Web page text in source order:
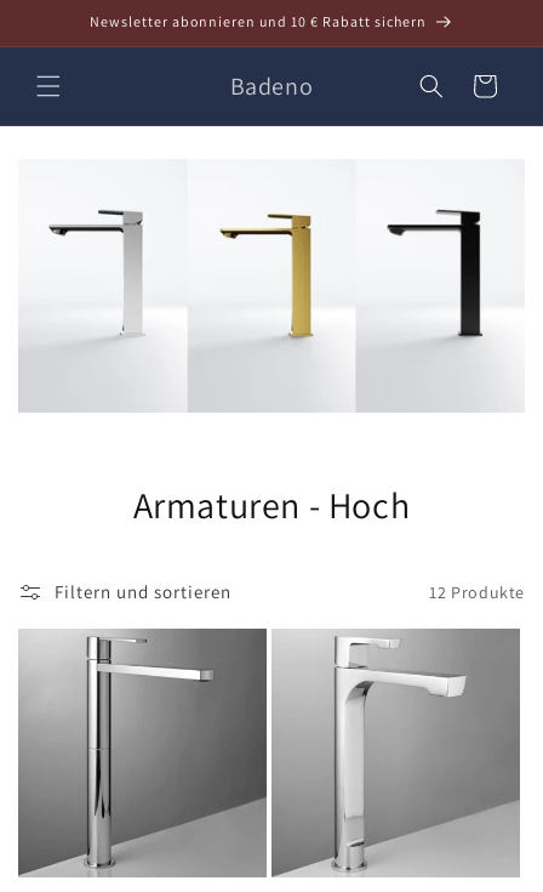
Inhalt
Newsletter abonnieren und 10 € Rabatt sichern
Badeno Warenkorb
Armaturen - Hoch
Filtern und sortieren 12 Produkte